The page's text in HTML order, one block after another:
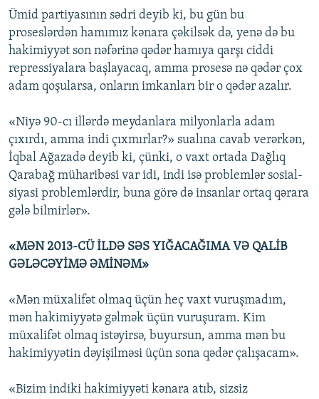
Ümid partiyasının sədri deyib ki, bu gün bu
proseslərdən hamımız kənara çəkilsək də, yenə də bu
hakimiyyət son nəfərinə qədər hamıya qarşı ciddi
repressiyalara başlayacaq, amma prosesə nə qədər çox
adam qoşularsa, onların imkanları bir o qədər azalır.
«Niyə 90-cı illərdə meydanlara milyonlarla adam
çıxırdı, amma indi çıxmırlar?» sualına cavab verərkən,
İqbal Ağazadə deyib ki, çünki, o vaxt ortada Dağlıq
Qarabağ müharibəsi var idi, indi isə problemlər sosial-
siyasi problemlərdir, buna görə də insanlar ortaq qərara
gələ bilmirlər».
«MƏN 2013-CÜ İLDƏ SƏS YIĞACAĞIMA VƏ QALİB
GƏLƏCƏYİMƏ ƏMİNƏM»
«Mən müxalifət olmaq üçün heç vaxt vuruşmadım,
mən hakimiyyətə gəlmək üçün vuruşuram. Kim
müxalifət olmaq istəyirsə, buyursun, amma mən bu
hakimiyyətin dəyişilməsi üçün sona qədər çalışacam».
«Bizim indiki hakimiyyəti kənara atıb, sizsiz